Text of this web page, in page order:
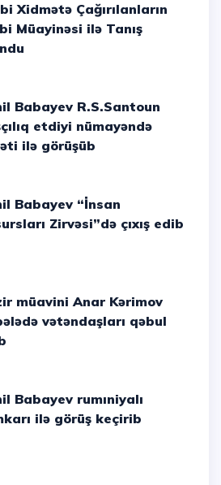
Müayinəsi ilə Tanış
etdiyi nümayəndə
ilə görüşüb
Zirvəsi”də çıxış edib
vətəndaşları qəbul
ilə görüş keçirib